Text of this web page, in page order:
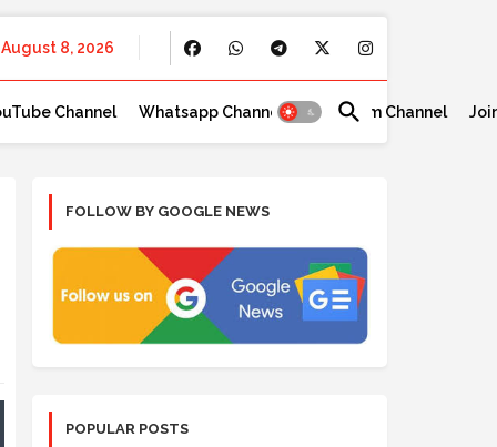
August 8, 2026
Channel Whatsapp Channel Telegram Channel
FOLLOW BY GOOGLE NEWS
POPULAR POSTS